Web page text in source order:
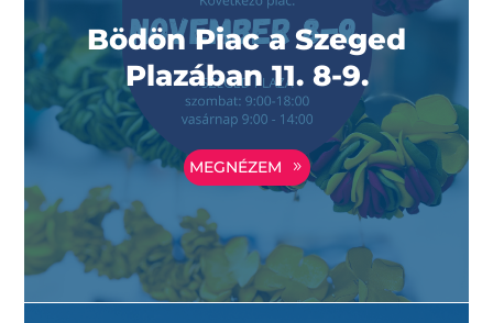
Bödön Piac a Szeged
Plazában 11. 8-9.
MEGNÉZEM